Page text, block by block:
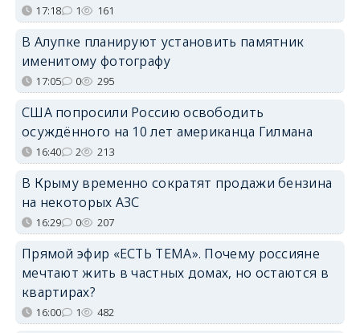
17:18 1 161
В Алупке планируют установить памятник
именитому фотографу
17:05 0 295
США попросили Россию освободить
осуждённого на 10 лет американца Гилмана
16:40 2 213
В Крыму временно сократят продажи бензина
на некоторых АЗС
16:29 0 207
Прямой эфир «ЕСТЬ ТЕМА». Почему россияне
мечтают жить в частных домах, но остаются в
квартирах?
16:00 1 482